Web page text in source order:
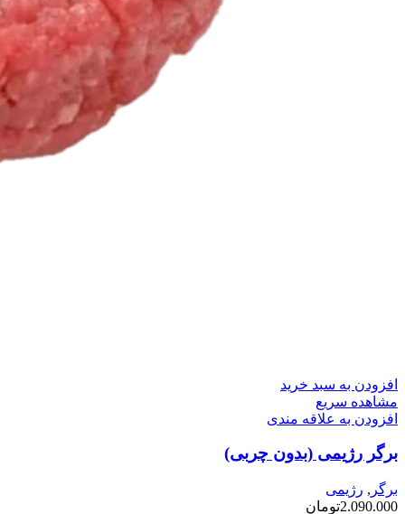
افزودن به سبد خرید
مشاهده سریع
افزودن به علاقه مندی
برگر رژیمی (بدون چربی)
برگر , رژیمی
2.090.000تومان